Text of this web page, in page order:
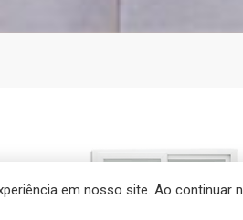
em nosso site. Ao